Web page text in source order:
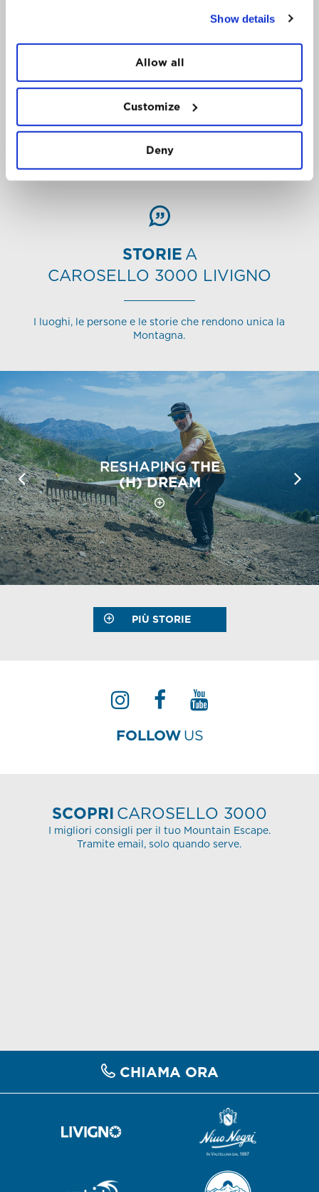
Show details
Allow all
Customize
Deny
WALK
STORIEA
CAROSELLO 3000 LIVIGNO
I luoghi, le persone e le storie che rendono unica la
Montagna.
RESHAPINGTHE
(H) DREAM
PIÙ STORIE
FOLLOWUS
SCOPRICAROSELLO 3000
I migliori consigli per il tuo Mountain Escape.
Tramite email, solo quando serve.
CHIAMA ORA